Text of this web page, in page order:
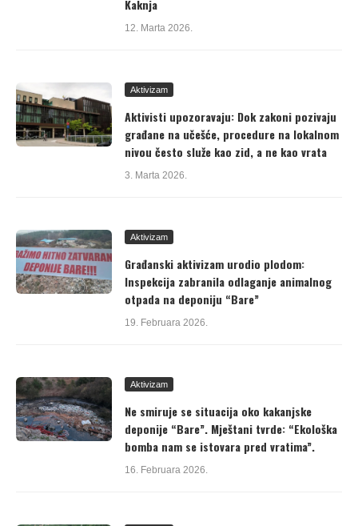
Kaknja
12. Marta 2026.
Aktivizam
Aktivisti upozoravaju: Dok zakoni pozivaju
građane na učešće, procedure na lokalnom
nivou često služe kao zid, a ne kao vrata
3. Marta 2026.
Aktivizam
Građanski aktivizam urodio plodom:
Inspekcija zabranila odlaganje animalnog
otpada na deponiju “Bare”
19. Februara 2026.
Aktivizam
Ne smiruje se situacija oko kakanjske
deponije “Bare”. Mještani tvrde: “Ekološka
bomba nam se istovara pred vratima”.
16. Februara 2026.